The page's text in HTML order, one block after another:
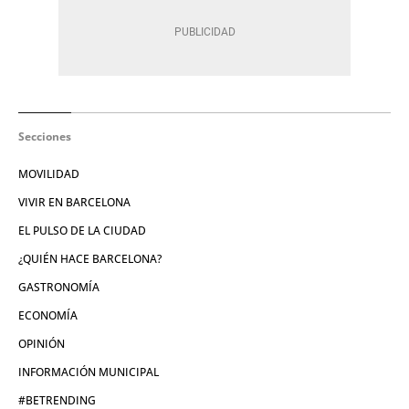
Secciones
MOVILIDAD
VIVIR EN BARCELONA
EL PULSO DE LA CIUDAD
¿QUIÉN HACE BARCELONA?
GASTRONOMÍA
ECONOMÍA
OPINIÓN
INFORMACIÓN MUNICIPAL
#BETRENDING